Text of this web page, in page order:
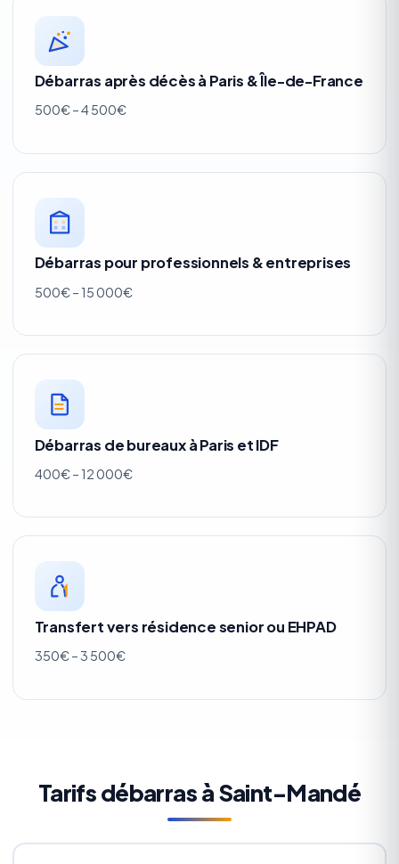
Débarras après décès à Paris & Île-de-France
500€ – 4 500€
Débarras pour professionnels & entreprises
500€ – 15 000€
Débarras de bureaux à Paris et IDF
400€ – 12 000€
Transfert vers résidence senior ou EHPAD
350€ – 3 500€
Tarifs débarras à Saint-Mandé